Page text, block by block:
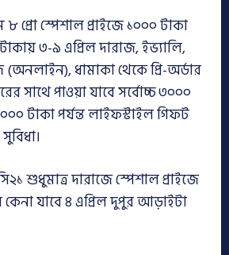
৮ প্রো স্পেশাল প্রাইজে ১০০০ টাকা
৩-৯ এপ্রিল দারাজ, ইভ্যালি,
ধামাকা থেকে প্রি-অর্ডার
সাথে পাওয়া যাবে সর্বোচ্চ ৩০০০
টাকা পর্যন্ত লাইফস্টাইল গিফট
শুধুমাত্র দারাজে স্পেশাল প্রাইজে
কেনা যাবে ৪ এপ্রিল দুপুর আড়াইটা